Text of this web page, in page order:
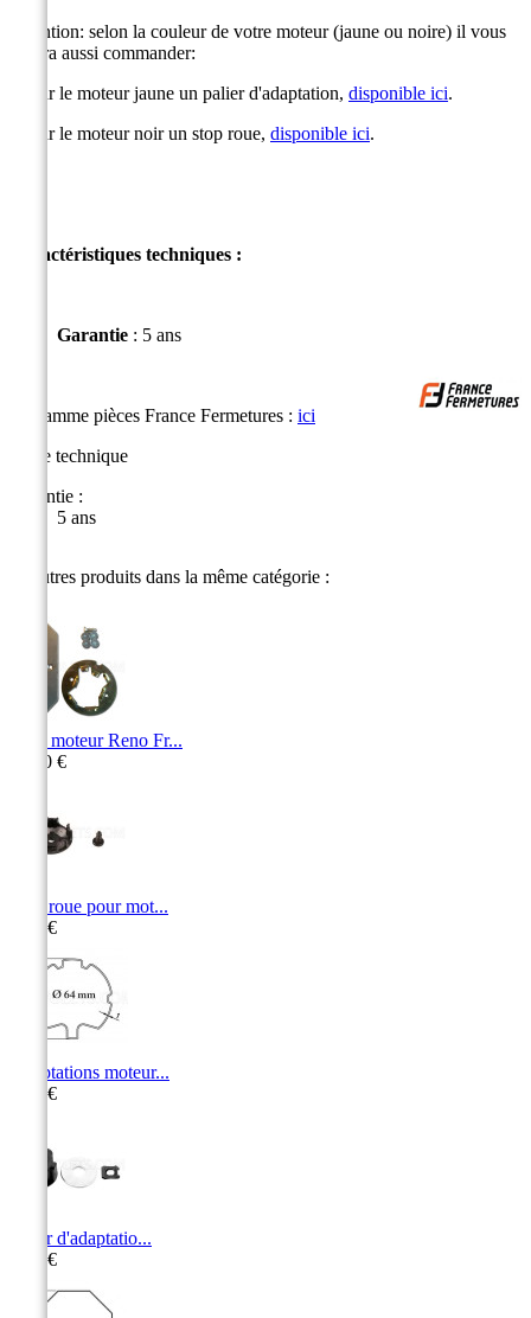
Attention: selon la couleur de votre moteur (jaune ou noire) il vous
faudra aussi commander:
- pour le moteur jaune un palier d'adaptation, disponible ici.
- pour le moteur noir un stop roue, disponible ici.
Caractéristiques techniques :
Garantie : 5 ans
La gamme pièces France Fermetures : ici
Fiche technique
Garantie :
5 ans
11 autres produits dans la même catégorie :
SAV moteur Reno Fr...
26,40 €
Stop roue pour mot...
5,40 €
Adaptations moteur...
9,10 €
Palier d'adaptatio...
6,70 €